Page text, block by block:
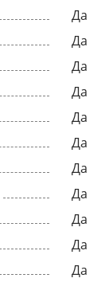
Да
Да
Да
Да
Да
Да
Да
Да
Да
Да
Да